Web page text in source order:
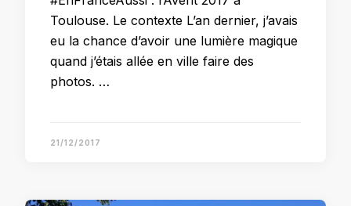
Toulouse. Le contexte L’an dernier, j’avais
eu la chance d’avoir une lumière magique
quand j’étais allée en ville faire des
photos. …
21/12/2017